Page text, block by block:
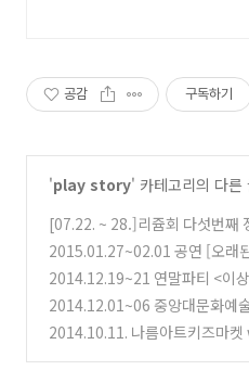
공감 구독하기
'play story' 카테고리의 다른
[07.22. ~ 28.]리쥼회 다섯번째
(0)
2015.01.27~02.01 공연 [오래
거리]
(0)
2014.12.19~21 연말파티 <이
2014.12.01~06 중앙대문화예
시회 - 품
(0)
2014.10.11. 나름아트키즈마